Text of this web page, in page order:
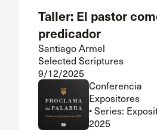
Taller: El pastor
predicador
Santiago Armel
Selected Scriptures
9/12/2025
Conferencia
Expositores
• Series:
2025